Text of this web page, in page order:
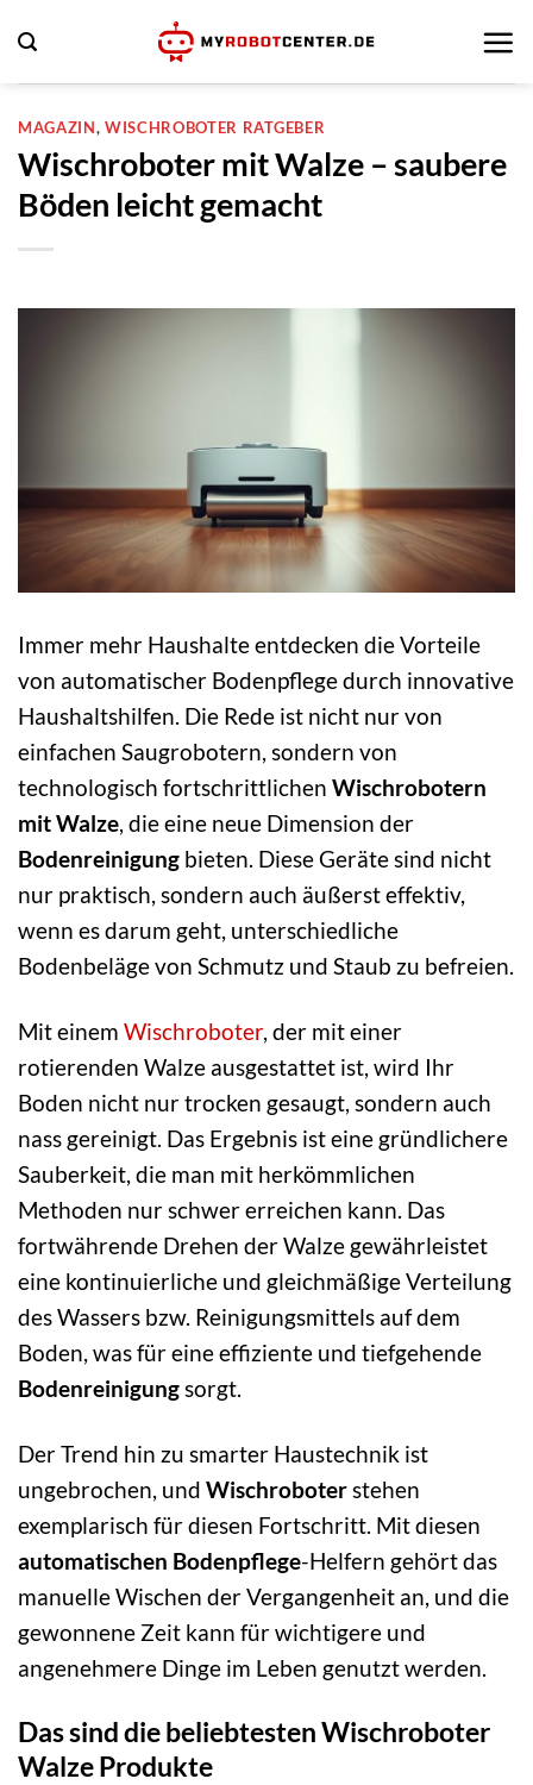
Inhalt
springen
MAGAZIN,WISCHROBOTER RATGEBER
Wischroboter mit Walze – saubere
Böden leicht gemacht
Immer mehr Haushalte entdecken die Vorteile
von automatischer Bodenpflege durch innovative
Haushaltshilfen. Die Rede ist nicht nur von
einfachen Saugrobotern, sondern von
technologisch fortschrittlichen Wischrobotern
mit Walze, die eine neue Dimension der
Bodenreinigung bieten. Diese Geräte sind nicht
nur praktisch, sondern auch äußerst effektiv,
wenn es darum geht, unterschiedliche
Bodenbeläge von Schmutz und Staub zu befreien.
Mit einem Wischroboter, der mit einer
rotierenden Walze ausgestattet ist, wird Ihr
Boden nicht nur trocken gesaugt, sondern auch
nass gereinigt. Das Ergebnis ist eine gründlichere
Sauberkeit, die man mit herkömmlichen
Methoden nur schwer erreichen kann. Das
fortwährende Drehen der Walze gewährleistet
eine kontinuierliche und gleichmäßige Verteilung
des Wassers bzw. Reinigungsmittels auf dem
Boden, was für eine effiziente und tiefgehende
Bodenreinigung sorgt.
Der Trend hin zu smarter Haustechnik ist
ungebrochen, und Wischroboter stehen
exemplarisch für diesen Fortschritt. Mit diesen
automatischen Bodenpflege-Helfern gehört das
manuelle Wischen der Vergangenheit an, und die
gewonnene Zeit kann für wichtigere und
angenehmere Dinge im Leben genutzt werden.
Das sind die beliebtesten Wischroboter
Walze Produkte